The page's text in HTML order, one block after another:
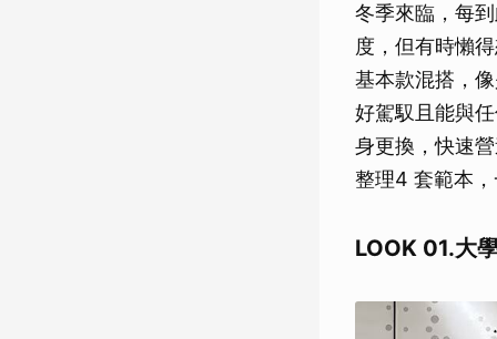
冬季來臨，每
度，但有時懶
基本款混搭，
好駕馭且能與
身更換，快速
整理4 套範本
LOOK 01.大